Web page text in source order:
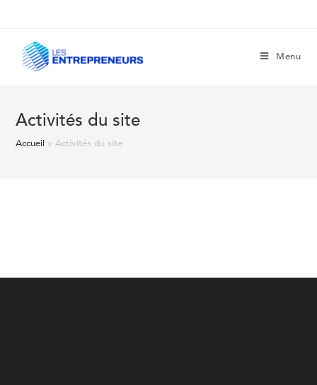
Menu
Activités du site
Accueil »Activités du site